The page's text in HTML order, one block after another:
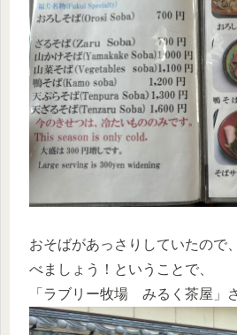
おそばがあっさりしていたので
べましょう！ということで、
「ラブリー牧場 みるく茶屋」